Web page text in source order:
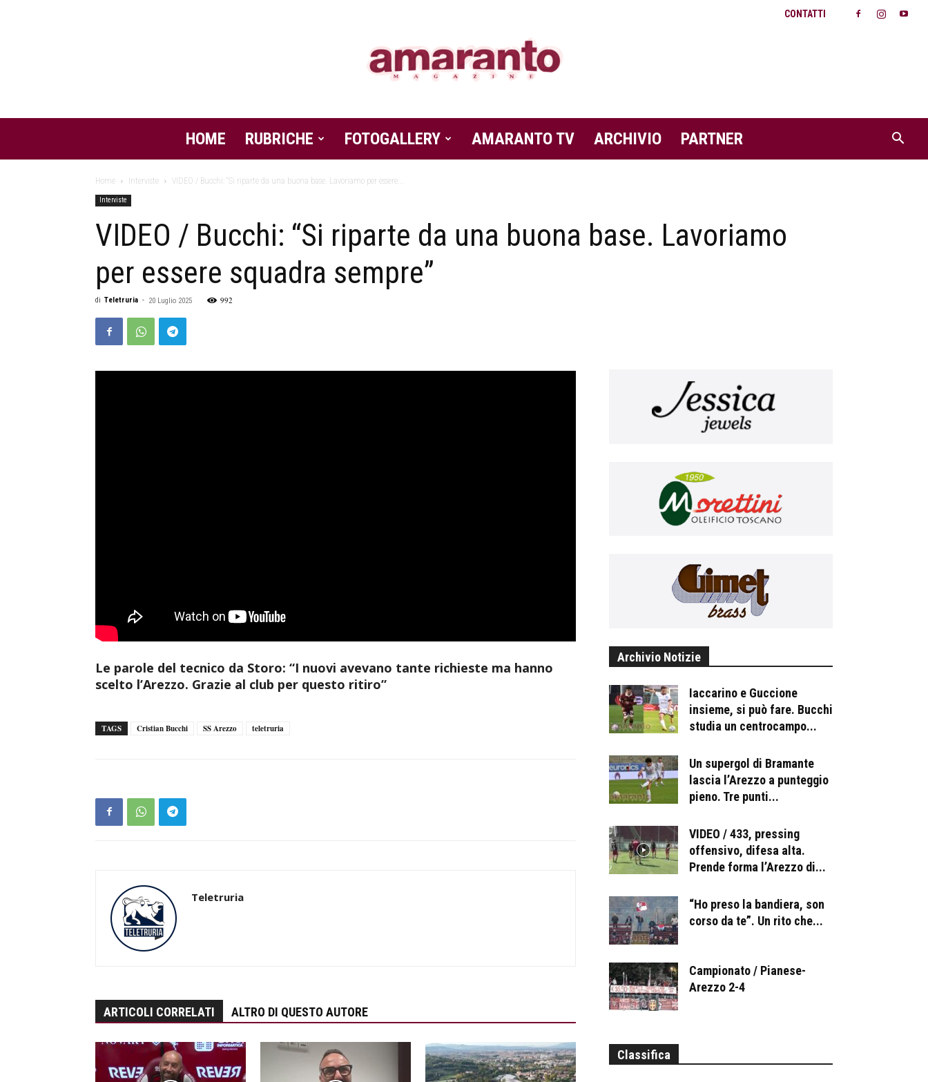
CONTATTI
Amaranto
Magazine
HOME RUBRICHE FOTOGALLERY AMARANTO TV ARCHIVIO PARTNER
Home Interviste VIDEO / Bucchi: “Si riparte da una buona base. Lavoriamo per essere...
Interviste
VIDEO / Bucchi: “Si riparte da una buona base. Lavoriamo
per essere squadra sempre”
di Teletruria - 20 Luglio 2025 992
Le parole del tecnico da Storo: “I nuovi avevano tante richieste ma hanno
scelto l’Arezzo. Grazie al club per questo ritiro”
TAGS Cristian Bucchi SS Arezzo teletruria
Teletruria
ARTICOLI CORRELATI ALTRO DI QUESTO AUTORE
Archivio Notizie
Iaccarino e Guccione
insieme, si può fare. Bucchi
studia un centrocampo...
Un supergol di Bramante
lascia l’Arezzo a punteggio
pieno. Tre punti...
VIDEO / 433, pressing
offensivo, difesa alta.
Prende forma l’Arezzo di...
“Ho preso la bandiera, son
corso da te”. Un rito che...
Campionato / Pianese-
Arezzo 2-4
Classifica